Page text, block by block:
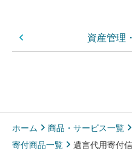
資産管理
ホーム 商品・サービス一覧
寄付商品一覧
遺言代用寄付